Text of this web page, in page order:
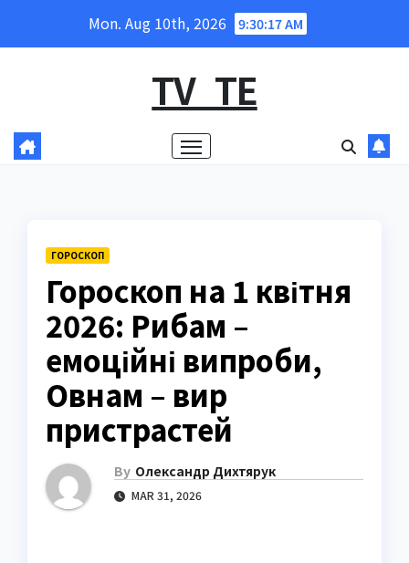
Mon. Aug 10th, 2026 9:30:18 AM
TV_TE
ГОРОСКОП
Гороскоп на 1 квітня
2026: Рибам –
емоційні випроби,
Овнам – вир
пристрастей
By Олександр Дихтярук
MAR 31, 2026